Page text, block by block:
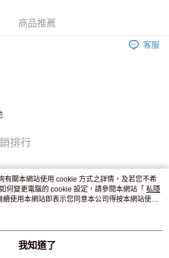
商品推薦
客服
排行
有關本網站使用 cookie 方式之詳情，及若您不希
何變更電腦的 cookie 設定，請參閱本網站「 私隱
續使用本網站即表示您同意本公司得按本網站使用
。
我知道了